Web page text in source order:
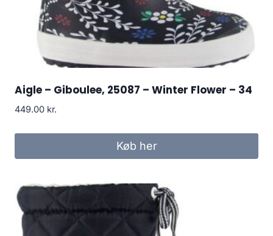
Aigle – Giboulee, 25087 – Winter Flower – 34
449.00 kr.
Køb her